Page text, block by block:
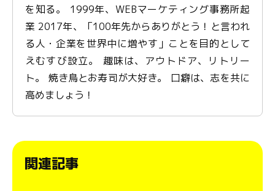
を知る。 1999年、WEBマーケティング事務所起
業 2017年、「100年先からありがとう！と言われ
る人・企業を世界中に増やす」ことを目的として
えむすび設立。 趣味は、アウトドア、リトリー
ト。 焼き鳥とお寿司が大好き。 口癖は、志を共に
高めましょう！
関連記事